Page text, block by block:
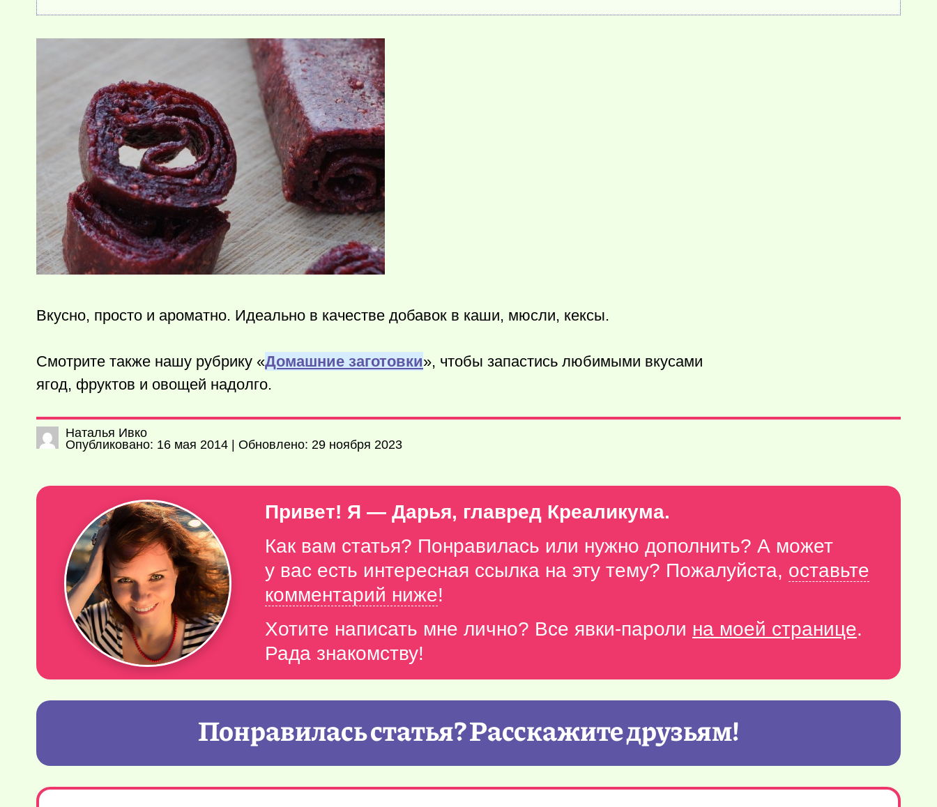
Вкусно, просто и ароматно. Идеально в качестве добавок в каши, мюсли, кексы.
Смотрите также нашу рубрику «Домашние заготовки», чтобы запастись любимыми вкусами
ягод, фруктов и овощей надолго.
Наталья Ивко
Опубликовано: 16 мая 2014 | Обновлено: 29 ноября 2023
Привет! Я — Дарья, главред Креаликума.
Как вам статья? Понравилась или нужно дополнить? А может
у вас есть интересная ссылка на эту тему? Пожалуйста, оставьте
комментарий ниже!
Хотите написать мне лично? Все явки-пароли на моей странице.
Рада знакомству!
Понравилась статья? Расскажите друзьям!